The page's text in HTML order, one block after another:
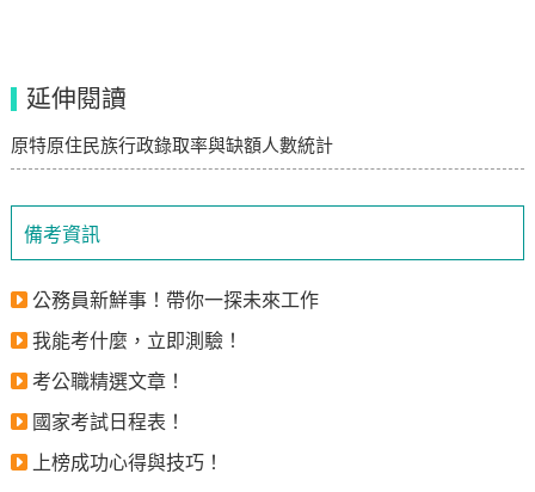
備考資訊
公務員新鮮事！帶你一探未來工作
我能考什麼，立即測驗！
考公職精選文章！
國家考試日程表！
上榜成功心得與技巧！
延伸閱讀
原特原住民族行政錄取率與缺額人數統計